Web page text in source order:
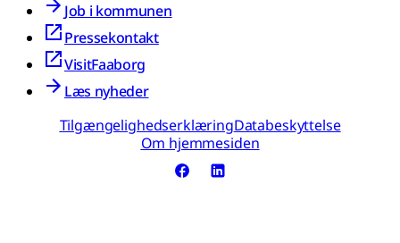
Job i kommunen
Pressekontakt
VisitFaaborg
Læs nyheder
TilgængelighedserklæringDatabeskyttelse
Om hjemmesiden